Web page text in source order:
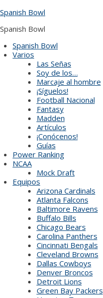
to
Spanish Bowl
Spanish Bowl
Spanish Bowl
Varios
Las Señas
Soy de los…
Marcaje al hombre
¡Síguelos!
Football Nacional
Fantasy
Madden
Artículos
¡Conócenos!
Guías
Power Ranking
NCAA
Mock Draft
Equipos
Arizona Cardinals
Atlanta Falcons
Baltimore Ravens
Buffalo Bills
Chicago Bears
Carolina Panthers
Cincinnati Bengals
Cleveland Browns
Dallas Cowboys
Denver Broncos
Detroit Lions
Green Bay Packers